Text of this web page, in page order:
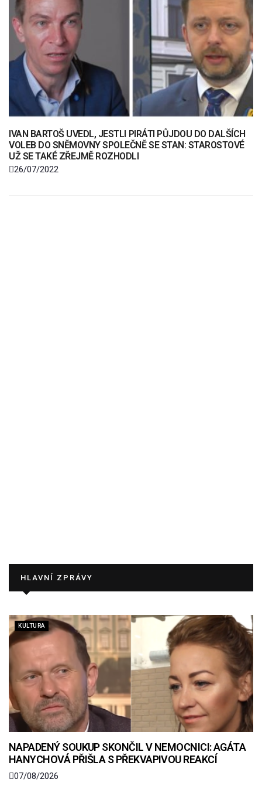
IVAN BARTOŠ UVEDL, JESTLI PIRÁTI PŮJDOU DO DALŠÍCH
VOLEB DO SNĚMOVNY SPOLEČNĚ SE STAN: STAROSTOVÉ
UŽ SE TAKÉ ZŘEJMĚ ROZHODLI
26/07/2022
HLAVNÍ ZPRÁVY
KULTURA
NAPADENÝ SOUKUP SKONČIL V NEMOCNICI: AGÁTA
HANYCHOVÁ PŘIŠLA S PŘEKVAPIVOU REAKCÍ
07/08/2026